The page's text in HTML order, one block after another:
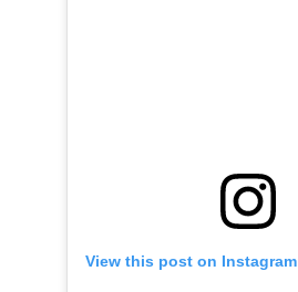
View this post on Instagram